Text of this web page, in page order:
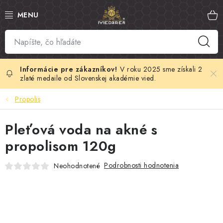
na
SLOVENSKÝ MED
MANUKA MED
VČELÍ PEĽ
MATERSKÁ KAŠIČKA
VČELÍ JED
V roku 2025 sme získali 2
zlaté medaile od Slovenskej akadémie vied.
Propolis
Pleťová voda na akné s
propolisom 120g
Neohodnotené Podrobnosti hodnotenia